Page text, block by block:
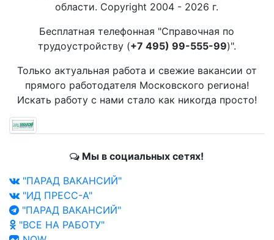
области. Copyright 2004 - 2026 г.
Бесплатная телефонная "Справочная по
трудоустройству (+7 495) 99-555-99)".
Только актуальная работа и свежие вакансии от
прямого работодателя Московского региона!
Искать работу с нами стало как никогда просто!
Мы в социальных сетях!
"ПАРАД ВАКАНСИЙ"
"ИД ПРЕСС-А"
"ПАРАД ВАКАНСИЙ"
"ВСЕ НА РАБОТУ"